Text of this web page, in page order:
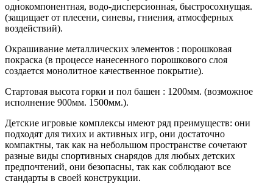
однокомпонентная, водо-дисперсионная, быстросохнущая.
(защищает от плесени, синевы, гниения, атмосферных
воздействий).
Окрашивание металлических элементов : порошковая
покраска (в процессе нанесенного порошкового слоя
создается монолитное качественное покрытие).
Стартовая высота горки и пол башен : 1200мм. (возможное
исполнение 900мм. 1500мм.).
Детские игровые комплексы имеют ряд преимуществ: они
подходят для тихих и активных игр, они достаточно
компактны, так как на небольшом пространстве сочетают
разные виды спортивных снарядов для любых детских
предпочтений, они безопасны, так как соблюдают все
стандарты в своей конструкции.